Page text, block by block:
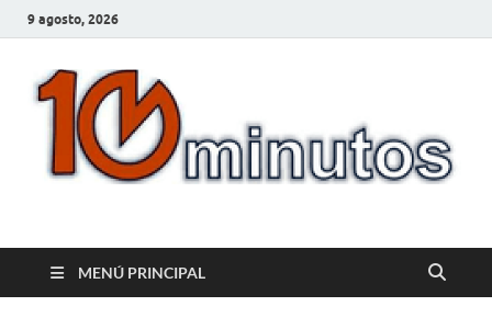
9 agosto, 2026
10minutos.com.uy
MENÚ PRINCIPAL